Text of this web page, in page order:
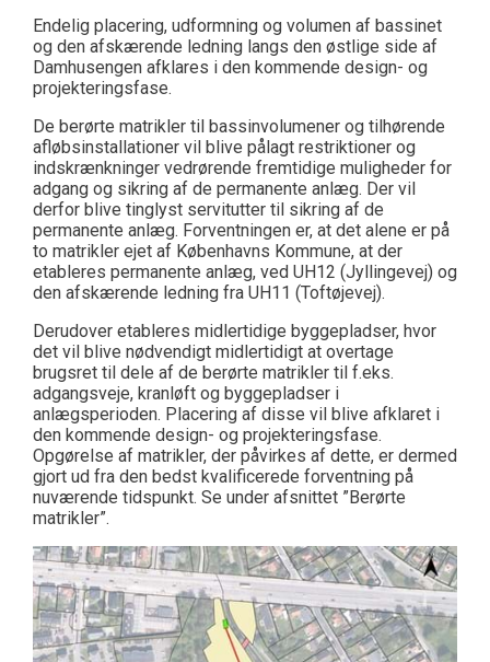
Endelig placering, udformning og volumen af bassinet
og den afskærende ledning langs den østlige side af
Damhusengen afklares i den kommende design- og
projekteringsfase.
De berørte matrikler til bassinvolumener og tilhørende
afløbsinstallationer vil blive pålagt restriktioner og
indskrænkninger vedrørende fremtidige muligheder for
adgang og sikring af de permanente anlæg. Der vil
derfor blive tinglyst servitutter til sikring af de
permanente anlæg. Forventningen er, at det alene er på
to matrikler ejet af Københavns Kommune, at der
etableres permanente anlæg, ved UH12 (Jyllingevej) og
den afskærende ledning fra UH11 (Toftøjevej).
Derudover etableres midlertidige byggepladser, hvor
det vil blive nødvendigt midlertidigt at overtage
brugsret til dele af de berørte matrikler til f.eks.
adgangsveje, kranløft og byggepladser i
anlægsperioden. Placering af disse vil blive afklaret i
den kommende design- og projekteringsfase.
Opgørelse af matrikler, der påvirkes af dette, er dermed
gjort ud fra den bedst kvalificerede forventning på
nuværende tidspunkt. Se under afsnittet ”Berørte
matrikler”.